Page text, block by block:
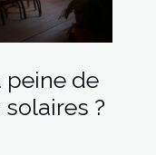
peine de
?